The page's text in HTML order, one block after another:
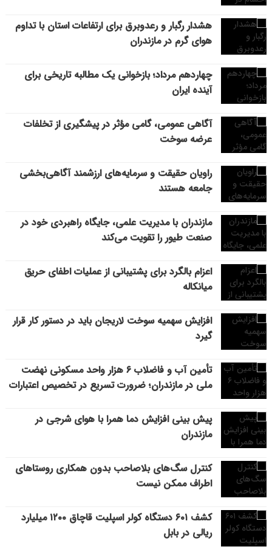
هشدار رگبار و رعدوبرق برای ارتفاعات استان با تداوم
هوای گرم در مازندران
چهاردهم مرداد؛ بازخوانی یک مطالبه تاریخی برای
آینده ایران
آگاهی عمومی، گامی مؤثر در پیشگیری از تخلفات
عرضه سوخت
راویان حقیقت و سرمایه‌های ارزشمند آگاهی‌بخشی
جامعه هستند
مازندران با مدیریت علمی، جایگاه راهبردی خود در
صنعت طیور را تقویت می‌کند
اعزام بالگرد برای پشتیبانی از عملیات اطفای حریق
میانکاله
افزایش سهمیه سوخت لاریجان باید در دستور کار قرار
گیرد
تأمین آب و فاضلاب ۶ هزار واحد مسکونی نهضت
ملی در مازندران؛ ضرورت تسریع در تخصیص اعتبارات
پیش بینی افزایش دما همرا با هوای شرجی در
مازندران
کنترل سگ‌های بلاصاحب بدون همکاری روستاهای
اطراف ممکن نیست
کشف ۶۰۱ دستگاه کولر اسپلیت قاچاق ۱۲۰۰ میلیارد
ریالی در بابل